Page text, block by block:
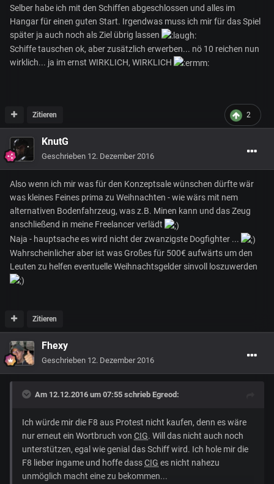
Selber habe ich mit den Schiffen abgeschlossen und alles im
Hangar für einen guten Start. Irgendwas muss ich mir für das Spiel
später ja auch noch als Ziel übrig lassen
Schiffe tauschen ok, aber zusätzlich erwerben... nö 10 reichen nun
wirklich... ja im ernst WIRKLICH, WIRKLICH
2
Zitieren
KnutG
Geschrieben 12. Dezember 2016
Also wenn ich mir was für den Konzeptsale wünschen dürfte wär
was kleines Feines prima zu Weihnachten - wie wärs mit nem
alternativen Bodenfahrzeug, was z.B. Minen kann und das Zeug
anschließend in meine Freelancer verlädt
Naja - hauptsache es wird nicht der zwanzigste Dogfighter ...
Wahrscheinlicher aber ist was Großes für 500€ aufwärts um den
Leuten zu helfen eventuelle Weihnachtsgelder sinvoll loszuwerden
Zitieren
Fhexy
Geschrieben 12. Dezember 2016
Am 12.12.2016 um 07:55 schrieb Egreod :
Ich würde mir die F8 aus Protest nicht kaufen, denn es wäre
nur erneut ein Wortbruch von CIG. Will das nicht auch noch
unterstützen, egal wie genial das Schiff wird. Ich hole mir die
F8 lieber ingame und hoffe dassCIG es nicht nahezu
unmöglich macht eine zu bekommen...